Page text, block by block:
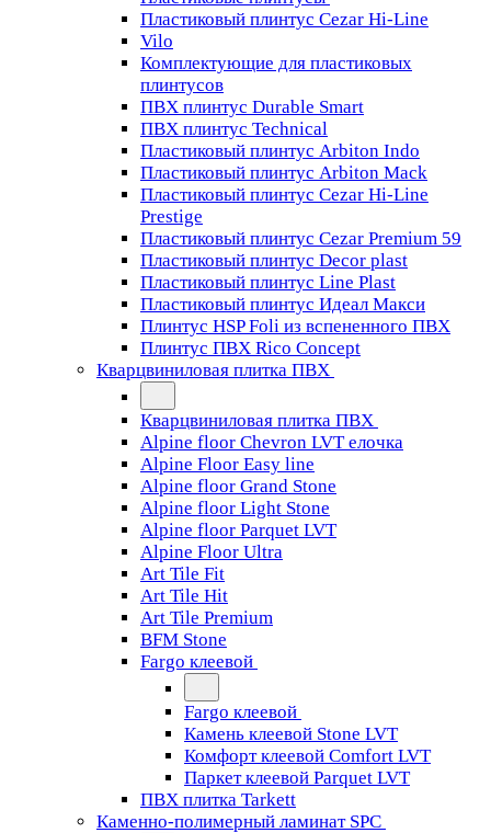
Пластиковый плинтус Cezar Hi-Line
Vilo
Комплектующие для пластиковых
плинтусов
ПВХ плинтус Durable Smart
ПВХ плинтус Technical
Пластиковый плинтус Arbiton Indo
Пластиковый плинтус Arbiton Mack
Пластиковый плинтус Cezar Hi-Line
Prestige
Пластиковый плинтус Cezar Premium 59
Пластиковый плинтус Decor plast
Пластиковый плинтус Line Plast
Пластиковый плинтус Идеал Макси
Плинтус HSP Foli из вспененного ПВХ
Плинтус ПВХ Rico Concept
Кварцвиниловая плитка ПВХ
Кварцвиниловая плитка ПВХ
Alpine floor Chevron LVT елочка
Alpine Floor Easy line
Alpine floor Grand Stone
Alpine floor Light Stone
Alpine floor Parquet LVT
Alpine Floor Ultra
Art Tile Fit
Art Tile Hit
Art Tile Premium
BFM Stone
Fargo клеевой
Fargo клеевой
Камень клеевой Stone LVT
Комфорт клеевой Comfort LVT
Паркет клеевой Parquet LVT
ПВХ плитка Tarkett
Каменно-полимерный ламинат SPC